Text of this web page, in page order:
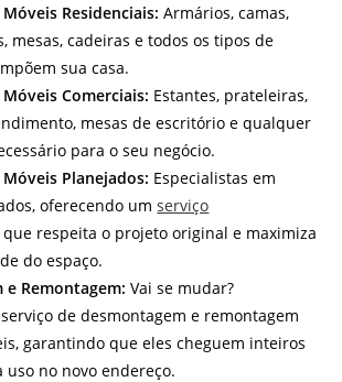
Residenciais: Armários, camas,
mesas, cadeiras e todos os tipos de
sua casa.
Comerciais: Estantes, prateleiras,
mesas de escritório e qualquer
para o seu negócio.
Planejados: Especialistas em
oferecendo umserviço
que respeita o projeto original e maximiza
do espaço.
e Remontagem: Vai se mudar?
de desmontagem e remontagem
garantindo que eles cheguem inteiros
uso no novo endereço.